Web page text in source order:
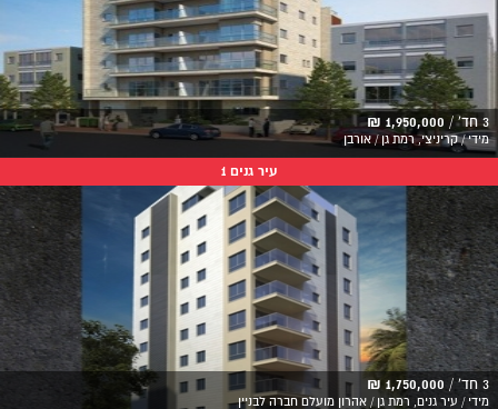
3 חד' / 1,950,000 ₪
מידי / קריניצי, רמת גן / אורבן
עיר גנים 1
3 חד' / 1,750,000 ₪
מידי / עיר גנים, רמת גן / אהרון מועלם חברה לבניין